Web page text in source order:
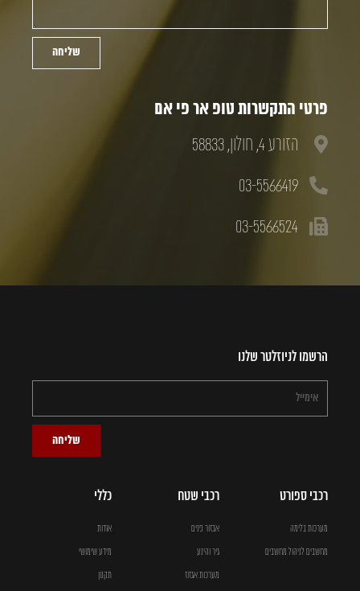
שליחה
פרטי התקשרות טופ אר פי אם
הזורע 4, חולון, 58833
03-5566419
03-5566524
הרשמו לניוזלטר שלנו
שליחה
רכבי ספורט
מערכות בלימה
מחשבים לניהול מחשבים
רכבי שטח
אבזור פנים
גיר והינע
מערכות אגזוז
כללי
אודות
מידע שימושי
תקנון